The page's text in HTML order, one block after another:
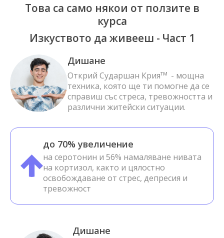
Това са само някои от ползите в
курса
Изкуството да живееш - Част 1
Дишане
Открий Сударшан Криятм - мощна
техника, която ще ти помогне да се
справиш със стреса, тревожността и
различни житейски ситуации.
до 70% увеличение
на серотонин и 56% намаляване нивата
на кортизол, както и цялостно
освобождаване от стрес, депресия и
тревожност
Дишане